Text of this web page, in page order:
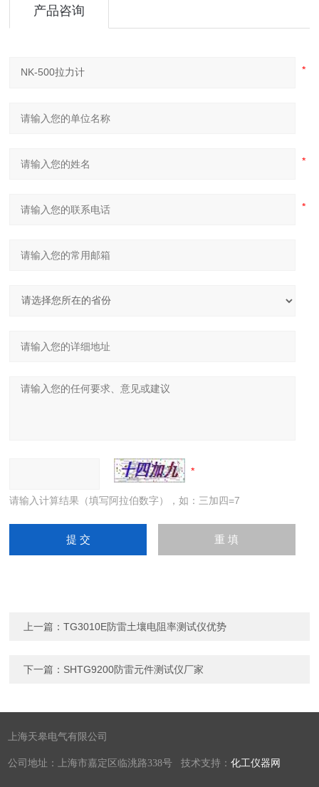
产品咨询
请输入计算结果（填写阿拉伯数字），如：三加四=7
上一篇：TG3010E防雷土壤电阻率测试仪优势
下一篇： SHTG9200防雷元件测试仪厂家
上海天皋电气有限公司
公司地址：上海市嘉定区临洮路338号 技术支持：化工仪器网